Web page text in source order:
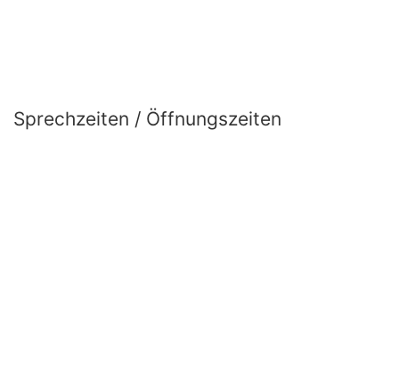
Sprechzeiten / Öffnungszeiten